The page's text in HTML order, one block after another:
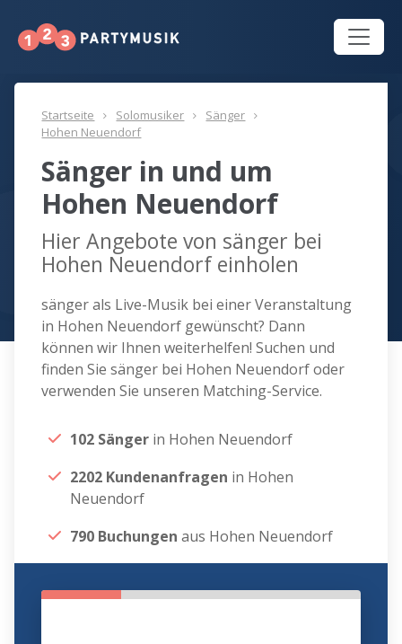
Startseite Solomusiker
Sänger
Hohen Neuendorf
Sänger in und um
Hohen Neuendorf
Hier Angebote von sänger bei
Hohen Neuendorf einholen
sänger als Live-Musik bei einer Veranstaltung
in Hohen Neuendorf gewünscht? Dann
können wir Ihnen weiterhelfen! Suchen und
finden Sie sänger bei Hohen Neuendorf oder
verwenden Sie unseren Matching-Service.
102 Sänger in Hohen Neuendorf
2202 Kundenanfragen in Hohen
Neuendorf
790 Buchungen aus Hohen Neuendorf